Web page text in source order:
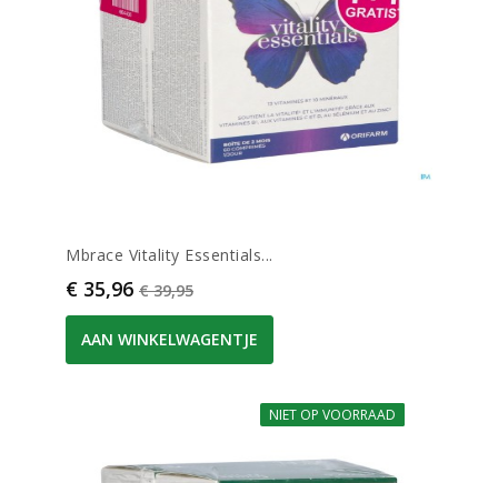
Mbrace Vitality Essentials...
Prijs
€ 35,96 Normale prijs
€ 39,95
AAN WINKELWAGENTJE
-10%
NIET OP VOORRAAD